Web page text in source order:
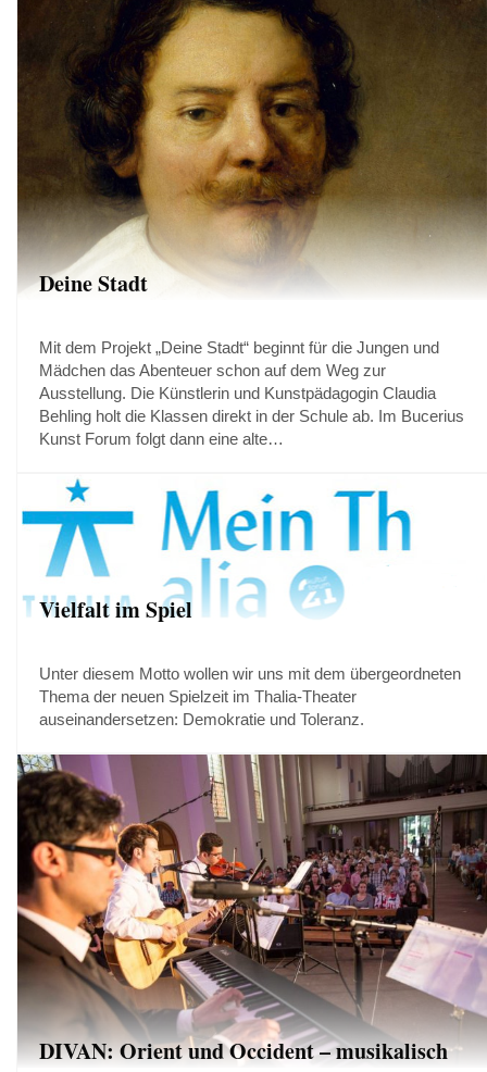
Deine Stadt
Mit dem Projekt „Deine Stadt“ beginnt für die Jungen und
Mädchen das Abenteuer schon auf dem Weg zur
Ausstellung. Die Künstlerin und Kunstpädagogin Claudia
Behling holt die Klassen direkt in der Schule ab. Im Bucerius
Kunst Forum folgt dann eine alte…
Vielfalt im Spiel
Unter diesem Motto wollen wir uns mit dem übergeordneten
Thema der neuen Spielzeit im Thalia-Theater
auseinandersetzen: Demokratie und Toleranz.
DIVAN: Orient und Occident – musikalisch